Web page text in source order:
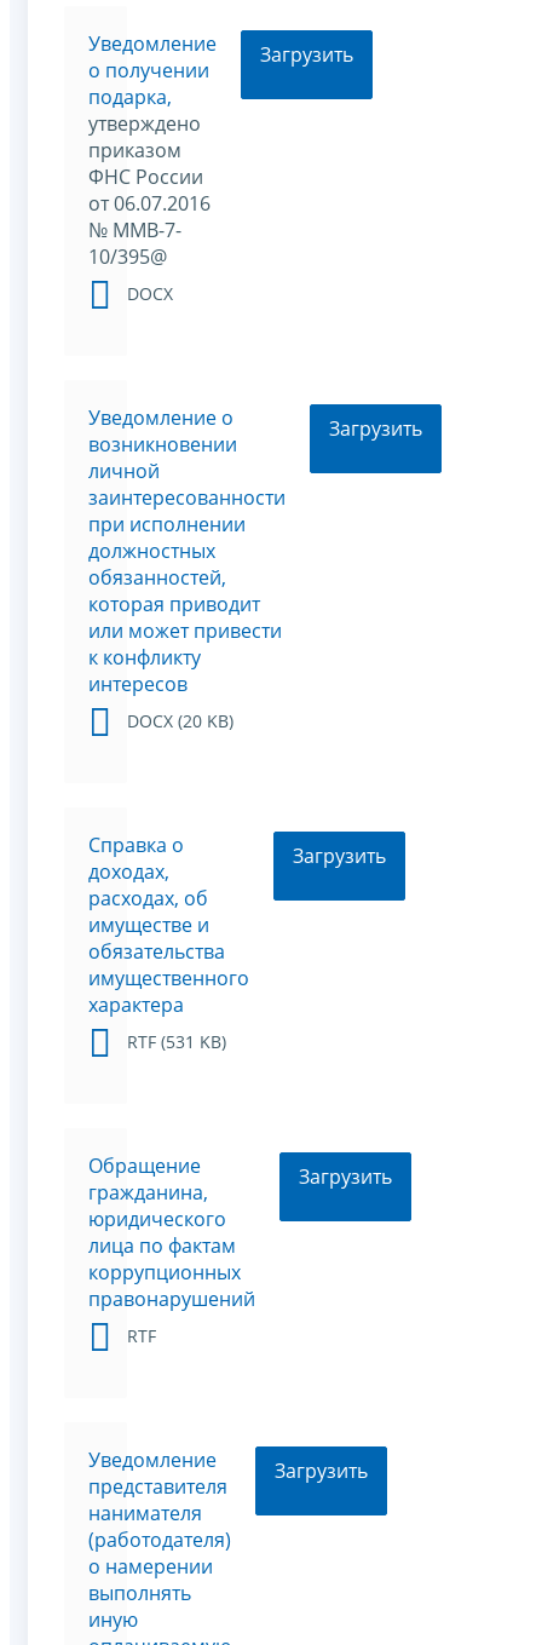
Уведомление
о получении
подарка,
утверждено
приказом
ФНС России
от 06.07.2016
№ ММВ-7-
10/395@
DOCX
Загрузить
Уведомление о
возникновении
личной
заинтересованности
при исполнении
должностных
обязанностей,
которая приводит
или может привести
к конфликту
интересов
DOCX (20 KB)
Загрузить
Справка о
доходах,
расходах, об
имуществе и
обязательства
имущественного
характера
RTF (531 KB)
Загрузить
Обращение
гражданина,
юридического
лица по фактам
коррупционных
правонарушений
RTF
Загрузить
Уведомление
представителя
нанимателя
(работодателя)
о намерении
выполнять
иную
Загрузить